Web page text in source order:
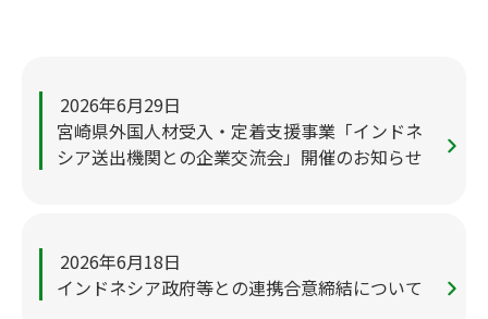
2026年6月29日
宮崎県外国人材受入・定着支援事業「インドネ
シア送出機関との企業交流会」開催のお知らせ
2026年6月18日
インドネシア政府等との連携合意締結について